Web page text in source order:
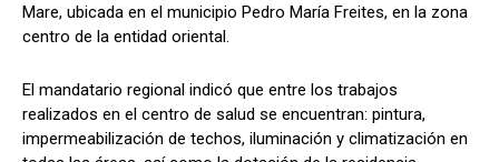
Mare, ubicada en el municipio Pedro María Freites, en la zona
centro de la entidad oriental.
El mandatario regional indicó que entre los trabajos
realizados en el centro de salud se encuentran: pintura,
impermeabilización de techos, iluminación y climatización en